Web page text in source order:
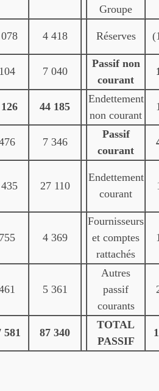
Groupe
4 418 Réserves
7 040
Passif non
courant
44 185
Endettement
non courant
7 346
Passif
courant
27 110
Endettement
courant
4 369
Fournisseurs
et comptes
rattachés
5 361
Autres
passif
courants
581 87 340
TOTAL
PASSIF